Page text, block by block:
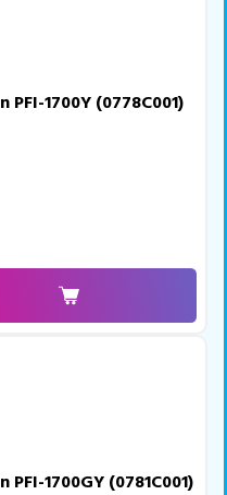
1700Y (0778C001)
1700GY (0781C001)